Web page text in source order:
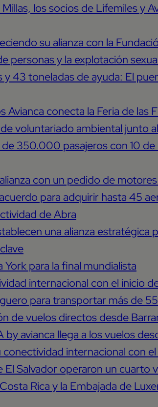
los socios de Lifemiles y
su alianza con la
personas y la explotación
43 toneladas de ayuda: El
conecta la Feria de las
voluntariado ambiental junto
350.000 pasajeros con 10
con un pedido de
para adquirir hasta 45
de Abra
una alianza
York para la final mundialista
internacional con el inicio
para transportar más de
de vuelos directos desde
by avianca llega a los vuelos
internacional con
El Salvador operaron un
Rica y la Embajada de